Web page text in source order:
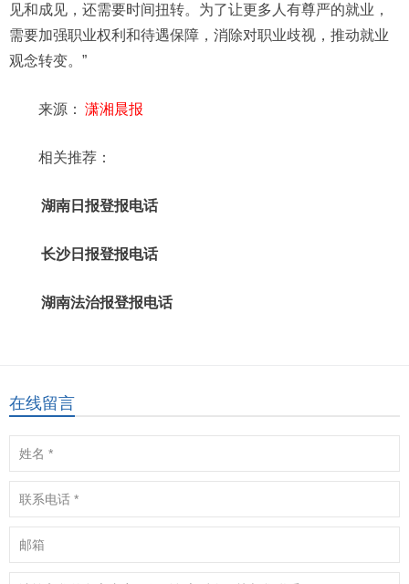
见和成见，还需要时间扭转。为了让更多人有尊严的就业，
需要加强职业权利和待遇保障，消除对职业歧视，推动就业
观念转变。”
来源： 潇湘晨报
相关推荐：
湖南日报登报电话
长沙日报登报电话
湖南法治报登报电话
在线留言